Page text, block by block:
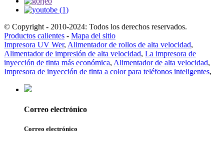
© Copyright - 2010-2024: Todos los derechos reservados.
Productos calientes - Mapa del sitio
Impresora UV Wer, Alimentador de rollos de alta velocidad,
Alimentador de impresión de alta velocidad, La impresora de
inyección de tinta más económica, Alimentador de alta velocidad,
Impresora de inyección de tinta a color para teléfonos inteligentes,
Correo electrónico
Correo electrónico